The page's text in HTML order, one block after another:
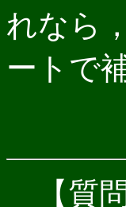
れなら
ートで
【質